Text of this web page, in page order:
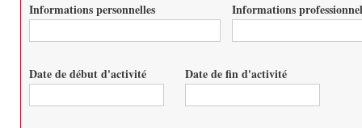
Informations personnelles Informations
Date de début d'activité Date de fin d'activité